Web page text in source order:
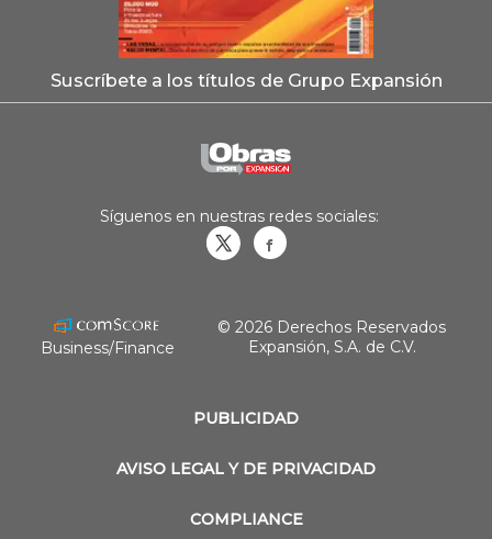
Suscríbete a los títulos de Grupo Expansión
PUBLICIDAD
AVISO LEGAL Y DE PRIVACIDAD
COMPLIANCE
Síguenos en nuestras redes sociales:
Business/Finance
© 2026 Derechos Reservados
Expansión, S.A. de C.V.